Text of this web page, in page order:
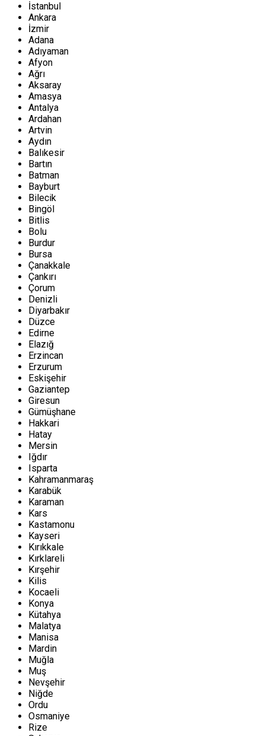
İstanbul
Ankara
İzmir
Adana
Adıyaman
Afyon
Ağrı
Aksaray
Amasya
Antalya
Ardahan
Artvin
Aydın
Balıkesir
Bartın
Batman
Bayburt
Bilecik
Bingöl
Bitlis
Bolu
Burdur
Bursa
Çanakkale
Çankırı
Çorum
Denizli
Diyarbakır
Düzce
Edirne
Elazığ
Erzincan
Erzurum
Eskişehir
Gaziantep
Giresun
Gümüşhane
Hakkari
Hatay
Mersin
Iğdır
Isparta
Kahramanmaraş
Karabük
Karaman
Kars
Kastamonu
Kayseri
Kırıkkale
Kırklareli
Kırşehir
Kilis
Kocaeli
Konya
Kütahya
Malatya
Manisa
Mardin
Muğla
Muş
Nevşehir
Niğde
Ordu
Osmaniye
Rize